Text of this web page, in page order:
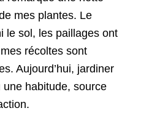
mes plantes. Le
le sol, les paillages ont
récoltes sont
Aujourd’hui, jardiner
habitude, source